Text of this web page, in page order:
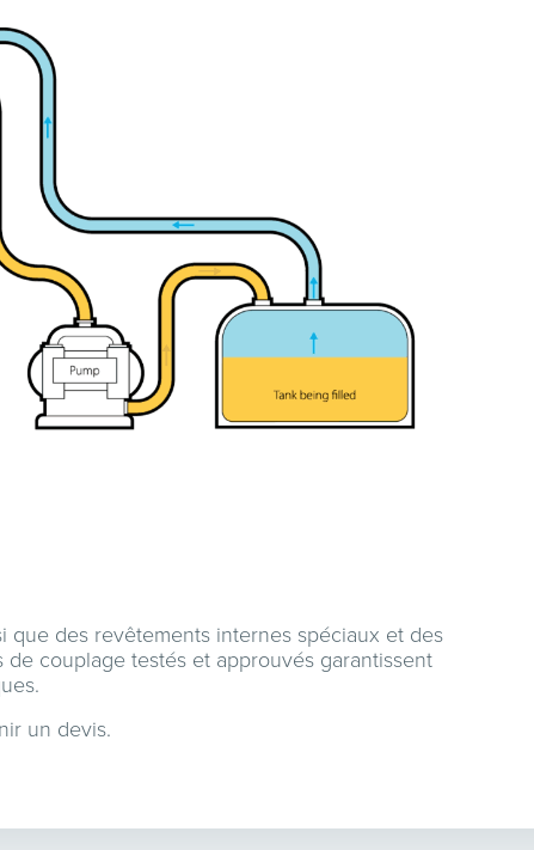
que des revêtements internes spéciaux et des
couplage testés et approuvés garantissent
un devis.